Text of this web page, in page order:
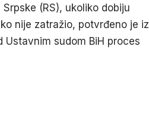
(RS), ukoliko dobiju
nije zatražio, potvrđeno je iz
Ustavnim sudom BiH proces